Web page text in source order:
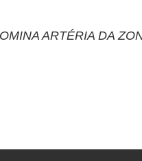
ARTÉRIA DA